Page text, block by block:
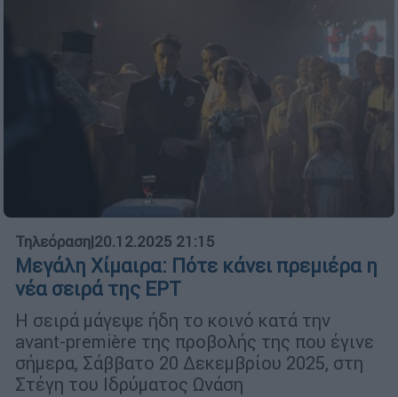
Τηλεόραση|20.12.2025 21:15
Μεγάλη Χίμαιρα: Πότε κάνει πρεμιέρα η
νέα σειρά της ΕΡΤ
Η σειρά μάγεψε ήδη το κοινό κατά την
avant-première της προβολής της που έγινε
σήμερα, Σάββατο 20 Δεκεμβρίου 2025, στη
Στέγη του Ιδρύματος Ωνάση